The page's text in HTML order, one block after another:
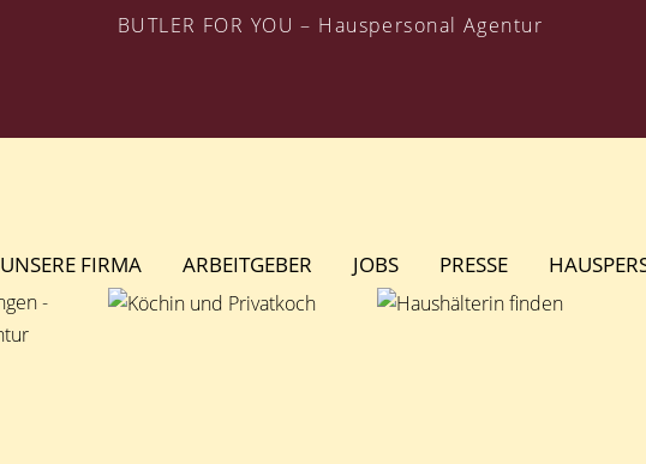
BUTLER FOR YOU – Hauspersonal Agentur
UNSERE FIRMA ARBEITGEBER JOBS PRESSE